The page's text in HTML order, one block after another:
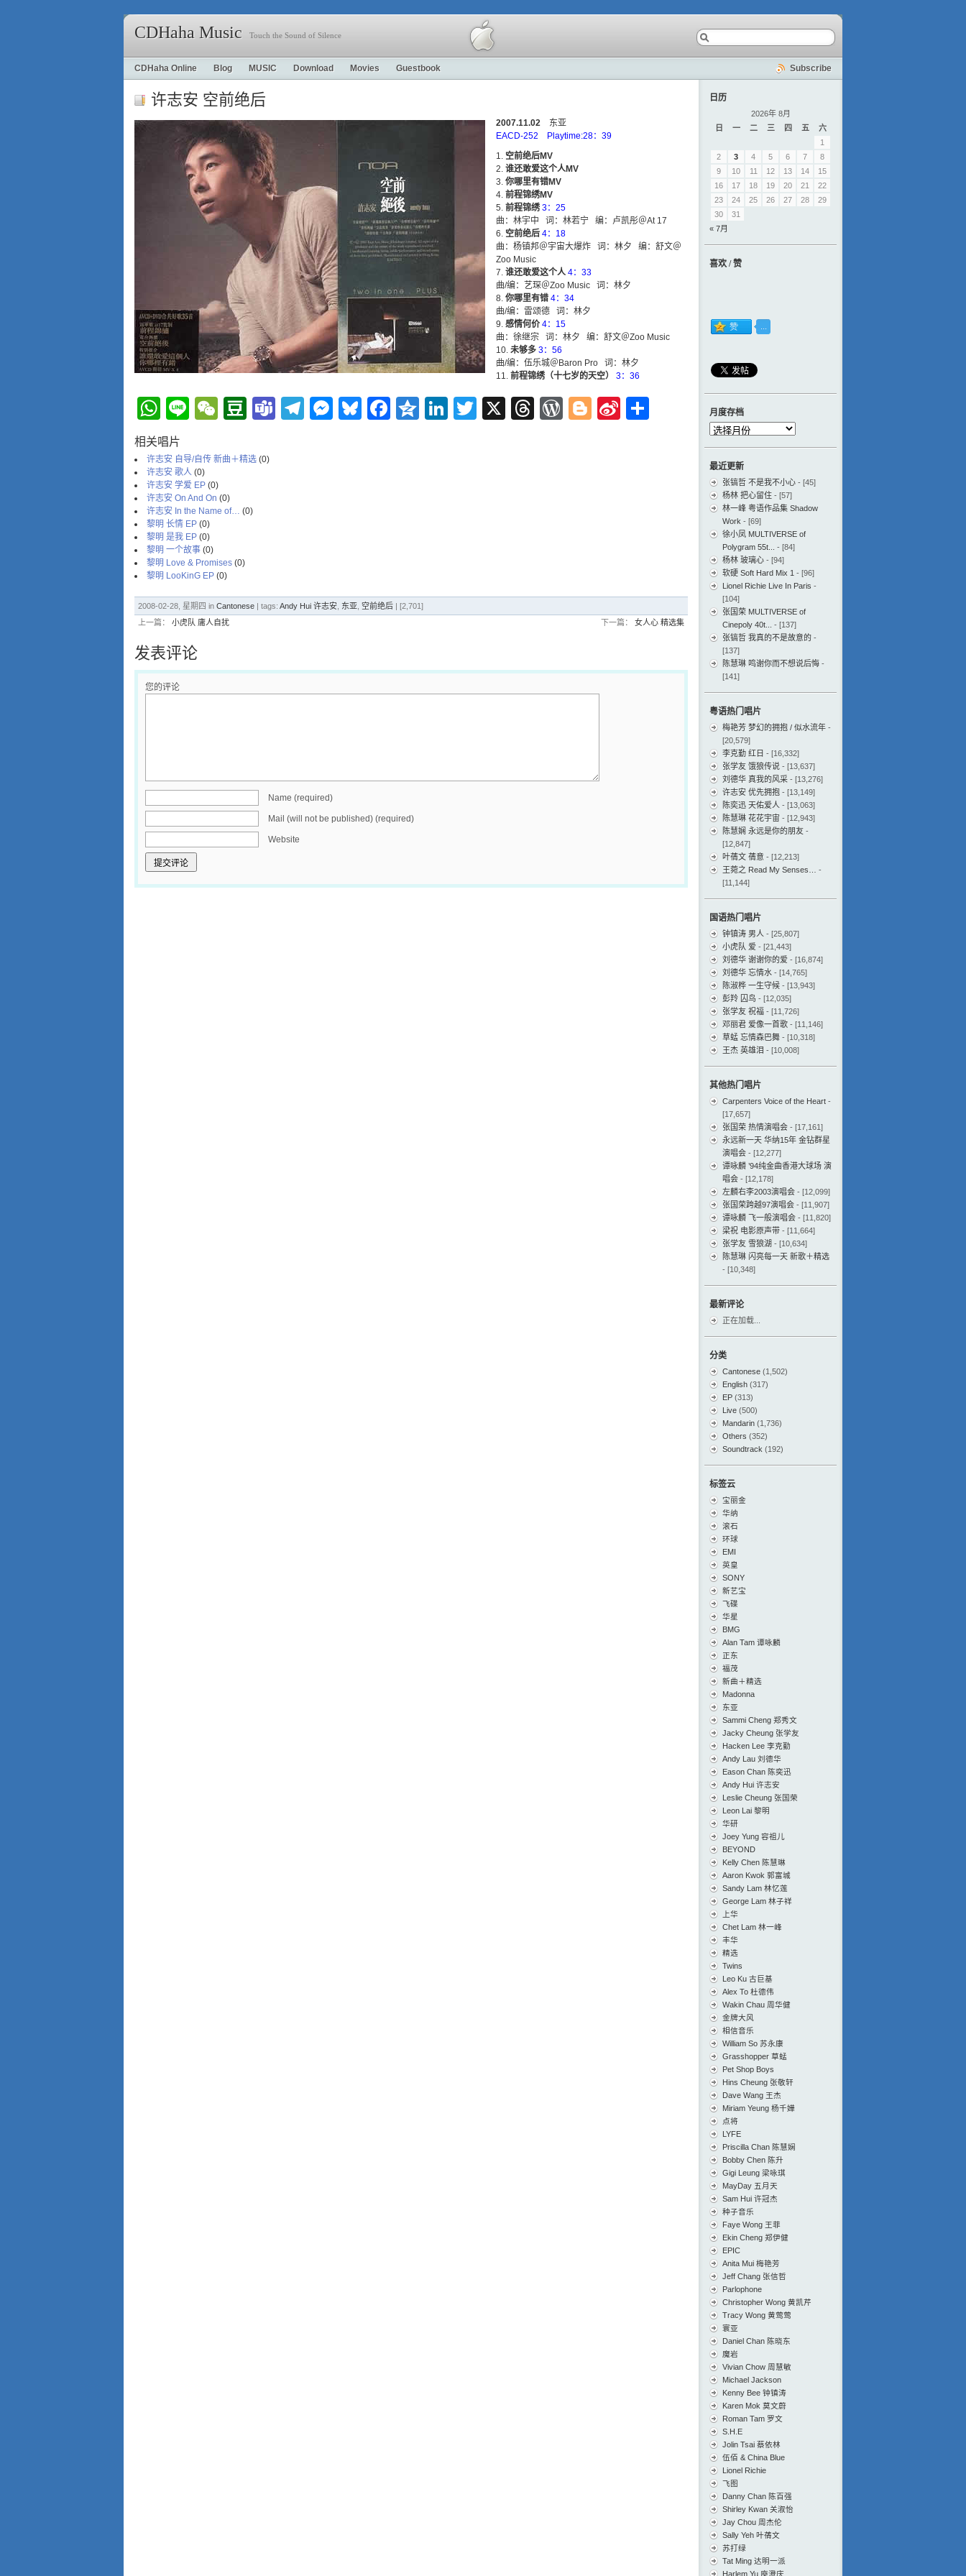
CDHaha Music Touch the Sound of Silence
CDHaha Online Blog MUSIC Download Movies Guestbook Subscribe
许志安 空前绝后
2007.11.02 东亚
EACD-252 Playtime:28：39
空前绝后MV
谁还敢爱这个人MV
你哪里有错MV
前程锦绣MV
前程锦绣 3：25
曲：林宇中 词：林若宁 编：卢凯彤＠At 17
空前绝后 4：18
曲：杨镇邦＠宇宙大爆炸 词：林夕 编：舒文＠
Zoo Music
谁还敢爱这个人 4：33
曲/编：艺琛＠Zoo Music 词：林夕
你哪里有错 4：34
曲/编：雷颂德 词：林夕
感情何价 4：15
曲：徐继宗 词：林夕 编：舒文＠Zoo Music
未够多 3：56
曲/编：伍乐城＠Baron Pro 词：林夕
前程锦绣（十七岁的天空）
3：36
WhatsApp
LineWeChat
Douban
TeamsTelegram
Messenger
Bluesky
Facebook
Qzone
LinkedIn
Twitter
X Threads
WordPress
Blogger
Sina
相关唱片
许志安 自导/自传 新曲＋精选 (0)
许志安 歌人 (0)
许志安 学爱 EP (0)
许志安 On And On (0)
许志安 In the Name of… (0)
黎明 长情 EP (0)
黎明 是我 EP (0)
黎明 一个故事 (0)
黎明 Love & Promises (0)
黎明 LooKinG EP (0)
2008-02-28, 星期四 in Cantonese | tags: Andy Hui 许志安 东亚 空前绝后 | [2,701]
上一篇： 小虎队 庸人自扰 下一篇： 女人心 精选集
发表评论
您的评论
Name (required)
Mail (will not be published) (required)
Website
日历
2026年 8月
日
一 二 三 四 五
六
1
2
3 4 5 6 7
8
9
10 11 12 13 14
15
16
17 18 19 20 21
22
23
24 25 26 27 28
29
30
31
« 7月
喜欢 / 赞
月度存档
月
档
最近更新
张镐哲 不是我不小心 - [45]
杨林 把心留住 - [57]
林一峰 粤语作品集 Shadow
Work - [69]
徐小凤 MULTIVERSE of
Polygram 55t...
- [84]
杨林 玻璃心 - [94]
软硬 Soft Hard Mix 1 - [96]
Lionel Richie Live In Paris -
[104]
张国荣 MULTIVERSE of
Cinepoly 40t...
- [137]
张镐哲 我真的不是故意的 -
[137]
陈慧琳 鸣谢你而不想说后悔 -
[141]
粤语热门唱片
梅艳芳 梦幻的拥抱 / 似水流年 -
[20,579]
李克勤 红日 - [16,332]
张学友 饿狼传说 - [13,637]
刘德华 真我的风采 - [13,276]
许志安 优先拥抱 - [13,149]
陈奕迅 天佑爱人 - [13,063]
陈慧琳 花花宇宙 - [12,943]
陈慧娴 永远是你的朋友 -
[12,847]
叶蒨文 蒨意 - [12,213]
王菀之 Read My Senses…
-
[11,144]
国语热门唱片
钟镇涛 男人 - [25,807]
小虎队 爱 - [21,443]
刘德华 谢谢你的爱 - [16,874]
刘德华 忘情水 - [14,765]
陈淑桦 一生守候 - [13,943]
彭羚 囚鸟 - [12,035]
张学友 祝福 - [11,726]
邓丽君 爱像一首歌 - [11,146]
草蜢 忘情森巴舞 - [10,318]
王杰 英雄泪 - [10,008]
其他热门唱片
Carpenters Voice of the Heart -
[17,657]
张国荣 热情演唱会 - [17,161]
永远新一天 华纳15年 金钻群星
演唱会 - [12,277]
谭咏麟 ’94纯金曲香港大球场 演
唱会 - [12,178]
左麟右李2003演唱会 - [12,099]
张国荣跨越97演唱会 - [11,907]
谭咏麟 飞一般演唱会 - [11,820]
梁祝 电影原声带 - [11,664]
张学友 雪狼湖 - [10,634]
陈慧琳 闪亮每一天 新歌＋精选
- [10,348]
最新评论
正在加载...
分类
Cantonese (1,502)
English (317)
EP (313)
Live (500)
Mandarin (1,736)
Others (352)
Soundtrack (192)
标签云
宝丽金
华纳
滚石
环球
EMI
英皇
SONY
新艺宝
飞碟
华星
BMG
Alan Tam 谭咏麟
正东
福茂
新曲＋精选
Madonna
东亚
Sammi Cheng 郑秀文
Jacky Cheung 张学友
Hacken Lee 李克勤
Andy Lau 刘德华
Eason Chan 陈奕迅
Andy Hui 许志安
Leslie Cheung 张国荣
Leon Lai 黎明
华研
Joey Yung 容祖儿
BEYOND
Kelly Chen 陈慧琳
Aaron Kwok 郭富城
Sandy Lam 林忆莲
George Lam 林子祥
上华
Chet Lam 林一峰
丰华
精选
Twins
Leo Ku 古巨基
Alex To 杜德伟
Wakin Chau 周华健
金牌大风
相信音乐
William So 苏永康
Grasshopper 草蜢
Pet Shop Boys
Hins Cheung 张敬轩
Dave Wang 王杰
Miriam Yeung 杨千嬅
点将
LYFE
Priscilla Chan 陈慧娴
Bobby Chen 陈升
Gigi Leung 梁咏琪
MayDay 五月天
Sam Hui 许冠杰
种子音乐
Faye Wong 王菲
Ekin Cheng 郑伊健
EPIC
Anita Mui 梅艳芳
Jeff Chang 张信哲
Parlophone
Christopher Wong 黄凯芹
Tracy Wong 黄莺莺
寰亚
Daniel Chan 陈晓东
魔岩
Vivian Chow 周慧敏
Michael Jackson
Kenny Bee 钟镇涛
Karen Mok 莫文蔚
Roman Tam 罗文
S.H.E
Jolin Tsai 蔡依林
伍佰 & China Blue
Lionel Richie
飞图
Danny Chan 陈百强
Shirley Kwan 关淑怡
Jay Chou 周杰伦
Sally Yeh 叶蒨文
苏打绿
Tat Ming 达明一派
Harlem Yu 庾澄庆